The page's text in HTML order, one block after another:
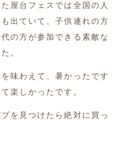
屋台フェスでは全国の人
出ていて、子供連れの方
の方が参加できる素敵な
。
味わえて、暑かったです
楽しかったです。
を見つけたら絶対に買っ